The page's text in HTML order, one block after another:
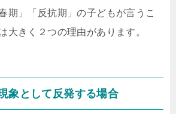
期」「反抗期」の子どもが言うこ
大きく２つの理由があります。
象として反発する場合